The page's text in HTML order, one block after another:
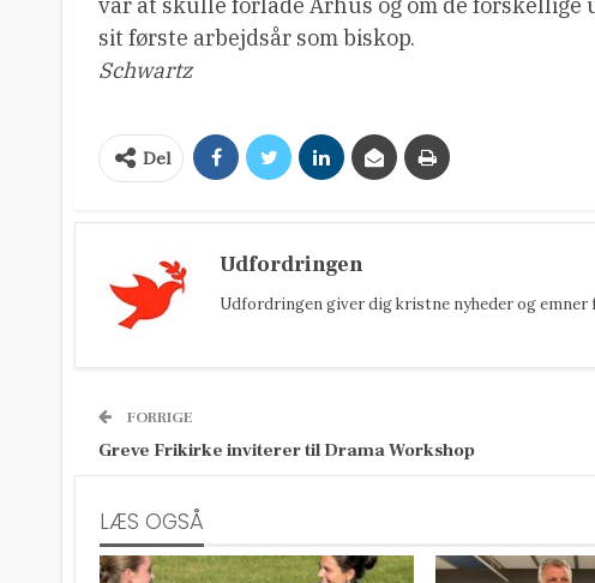
sit første arbejdsår som biskop.
Schwartz
Del
Udfordringen
Udfordringen giver dig kristne nyheder og emner
FORRIGE
Greve Frikirke inviterer til Drama Workshop
LÆS OGSÅ